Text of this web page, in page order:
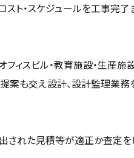
ト・スケジュールを工事完了
ィスビル・教育施設・生産
案も交え設計、設計監理業務
された見積等が適正か査定